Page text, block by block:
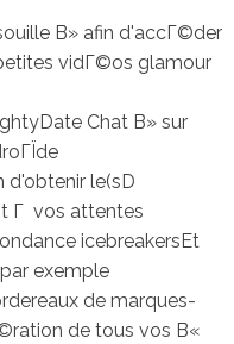
В» afin d'accГ©der
vidГ©os glamour
Chat В» sur
d'obtenir le(sD
Г vos attentes
icebreakersEt
exemple
de marques-
de tous vos В«